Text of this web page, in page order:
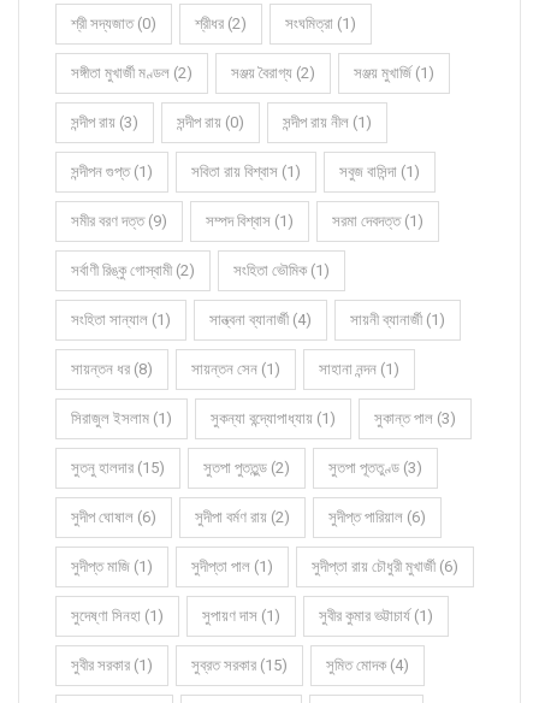
শ্রী সদ্যজাত (0) শ্রীধর (2) সংঘমিত্রা (1)
সঙ্গীতা মুখার্জী মণ্ডল (2) সঞ্জয় বৈরাগ্য (2) সঞ্জয় মুখার্জি (1)
সন্দীপ রায় (3) সন্দীপ রায় (0) সন্দীপ রায় নীল (1)
সন্দীপন গুপ্ত (1) সবিতা রায় বিশ্বাস (1) সবুজ বাসিন্দা (1)
সমীর বরণ দত্ত (9) সম্পদ বিশ্বাস (1) সরমা দেবদত্ত (1)
সর্বাণী রিঙ্কু গোস্বামী (2) সংহিতা ভৌমিক (1)
সংহিতা সান্যাল (1) সান্ত্বনা ব্যানার্জী (4) সায়নী ব্যানার্জী (1)
সায়ন্তন ধর (8) সায়ন্তন সেন (1) সাহানা নন্দন (1)
সিরাজুল ইসলাম (1) সুকন্যা বন্দ্যোপাধ্যায় (1) সুকান্ত পাল (3)
সুতনু হালদার (15) সুতপা পুততুন্ড (2) সুতপা পূততুণ্ড (3)
সুদীপ ঘোষাল (6) সুদীপা বর্মণ রায় (2) সুদীপ্ত পারিয়াল (6)
সুদীপ্ত মাজি (1) সুদীপ্তা পাল (1) সুদীপ্তা রায় চৌধুরী মুখার্জী (6)
সুদেষ্ণা সিনহা (1) সুপায়ণ দাস (1) সুবীর কুমার ভট্টাচার্য (1)
সুবীর সরকার (1) সুব্রত সরকার (15) সুমিত মোদক (4)